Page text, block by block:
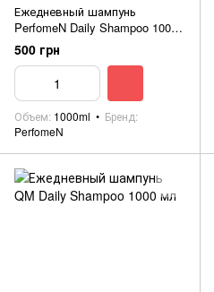
Ежедневный шампунь
PerfomeN Daily Shampoo 1000
мл
500 грн
Объем 1000ml
Бренд
PerfomeN